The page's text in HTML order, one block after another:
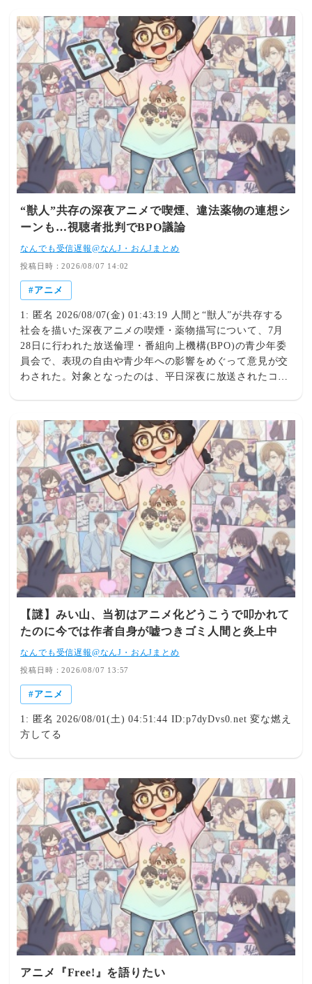
ない猫耳の若い女性と、その友人たちの生活を描いてい
る。○「表現の自由という意味では許容の範囲内」公開さ
れた議事概要によると、視聴者からは「喫煙描写が繰り返
され、違法薬物とみられるものの使用シーンもあり、深夜
帯とはいえ問題ではないか」などと批判する意見が寄せら
れた。担当委員は、子どもが視聴する可能性が低い深夜帯
に編成されている点について、番組制作側の配慮が感じら
れると指摘。作中の描写についても「違法薬物の使用だと
はっきり明示しているわけでもないので、表現の自由とい
う意味では許容の範囲内だと思う」と報告した。ほかの委
員からも、アニメという表現形式に着目した意見が出た。
その委員は「もし番組が実写のドラマであった場合はどう
か」と問題を提起した上で、実写作品と比べれば、アニメ
の描写が青少年に与える影響は限定的だと分析。「創作・
表現の自由の範囲内だと思う」との見方を示した。○「覚
醒剤の使用のほかに何か考えられますか」一方、違法薬物
を連想させる描写に慎重な姿勢を示す委員もいた。別の委
員は「社会的な問題になっているときに、紛らわしいこと
を放送でしないほうがいいと思う」と指摘。作品内に自己
注射のシーンがあったとして、「覚醒剤の使用のほかに何
か考えられますか」と疑問を呈した。
https://news.livedoor.com/article/detail/31997526/ライブド
アニュース“獣人”共存の深夜アニメで喫煙、違法薬物の連
想シーンも…視聴者批判でBPO議論「紛らわしいことは放
存する社会を描いた深夜アニメの喫煙・薬物描写につい
青少年委員会で、表現の自由や青少年への影響をめぐって
意見が交わされた。対象となった
“獣人”共存の深夜アニメで喫煙、違法薬物の連想シ
ーンも…視聴者批判でBPO議論
なんでも受信遅報@なんJ・おんJまとめ
投稿日時：2026/08/07 14:02
アニメ
1: 匿名 2026/08/07(金) 01:43:19 人間と“獣人”が共存する
社会を描いた深夜アニメの喫煙・薬物描写について、7月
28日に行われた放送倫理・番組向上機構(BPO)の青少年委
員会で、表現の自由や青少年への影響をめぐって意見が交
わされた。対象となったのは、平日深夜に放送されたコメ
ない猫耳の若い女性と、その友人たちの生活を描いてい
る。○「表現の自由という意味では許容の範囲内」公開さ
れた議事概要によると、視聴者からは「喫煙描写が繰り返
され、違法薬物とみられるものの使用シーンもあり、深夜
帯とはいえ問題ではないか」などと批判する意見が寄せら
れた。担当委員は、子どもが視聴する可能性が低い深夜帯
に編成されている点について、番組制作側の配慮が感じら
れると指摘。作中の描写についても「違法薬物の使用だと
はっきり明示しているわけでもないので、表現の自由とい
う意味では許容の範囲内だと思う」と報告した。ほかの委
員からも、アニメという表現形式に着目した意見が出た。
その委員は「もし番組が実写のドラマであった場合はどう
か」と問題を提起した上で、実写作品と比べれば、アニメ
の描写が青少年に与える影響は限定的だと分析。「創作・
表現の自由の範囲内だと思う」との見方を示した。○「覚
醒剤の使用のほかに何か考えられますか」一方、違法薬物
を連想させる描写に慎重な姿勢を示す委員もいた。別の委
員は「社会的な問題になっているときに、紛らわしいこと
を放送でしないほうがいいと思う」と指摘。作品内に自己
注射のシーンがあったとして、「覚醒剤の使用のほかに何
か考えられますか」と疑問を呈した。
アニュース“獣人”共存の深夜アニメで喫煙、違法薬物の連
送しないほうが」 - ライブドアニュース人間と“獣人”が共
存する社会を描いた深夜アニメの喫煙・薬物描写につい
て、7月28日に行われた放送倫理・番組向上機構(BPO)の
青少年委員会で、表現の自由や青少年への影響をめぐって
意見が交わされた。対象となった
【謎】みい山、当初はアニメ化どうこうで叩かれて
たのに今では作者自身が嘘つきゴミ人間と炎上中
なんでも受信遅報@なんJ・おんJまとめ
投稿日時：2026/08/07 13:57
アニメ
1: 匿名 2026/08/01(土) 04:51:44 ID:p7dyDvs0.net 変な燃え
方してる
アニメ『Free!』を語りたい